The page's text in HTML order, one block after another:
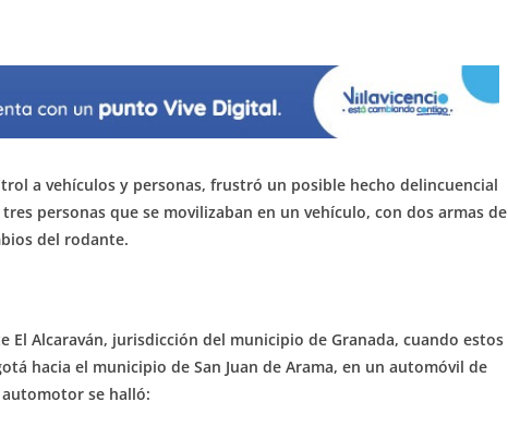
a vehículos y personas, frustró un posible hecho delincuencial
personas que se movilizaban en un vehículo, con dos armas de
del rodante.
El Alcaraván, jurisdicción del municipio de Granada, cuando estos
hacia el municipio de San Juan de Arama, en un automóvil de
automotor se halló: